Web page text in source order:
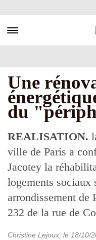
au
principal
Toggle navigation
Une
du
REALISATION.
ville de Paris a
Jacotey la
logements sociaux
arrondissement de
232 de la rue de
Christine Lejoux , le 18/10/